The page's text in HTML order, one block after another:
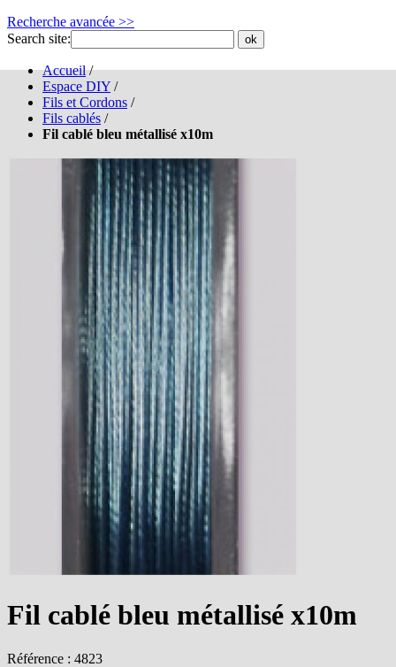
Recherche avancée >>
Search site:
ok
Accueil /
Espace DIY /
Fils et Cordons /
Fils cablés /
Fil cablé bleu métallisé x10m
Fil cablé bleu métallisé x10m
Référence : 4823